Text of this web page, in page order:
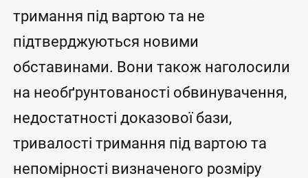
тримання під вартою та не
підтверджуються новими
обставинами. Вони також наголосили
на необґрунтованості обвинувачення,
недостатності доказової бази,
тривалості тримання під вартою та
непомірності визначеного розміру